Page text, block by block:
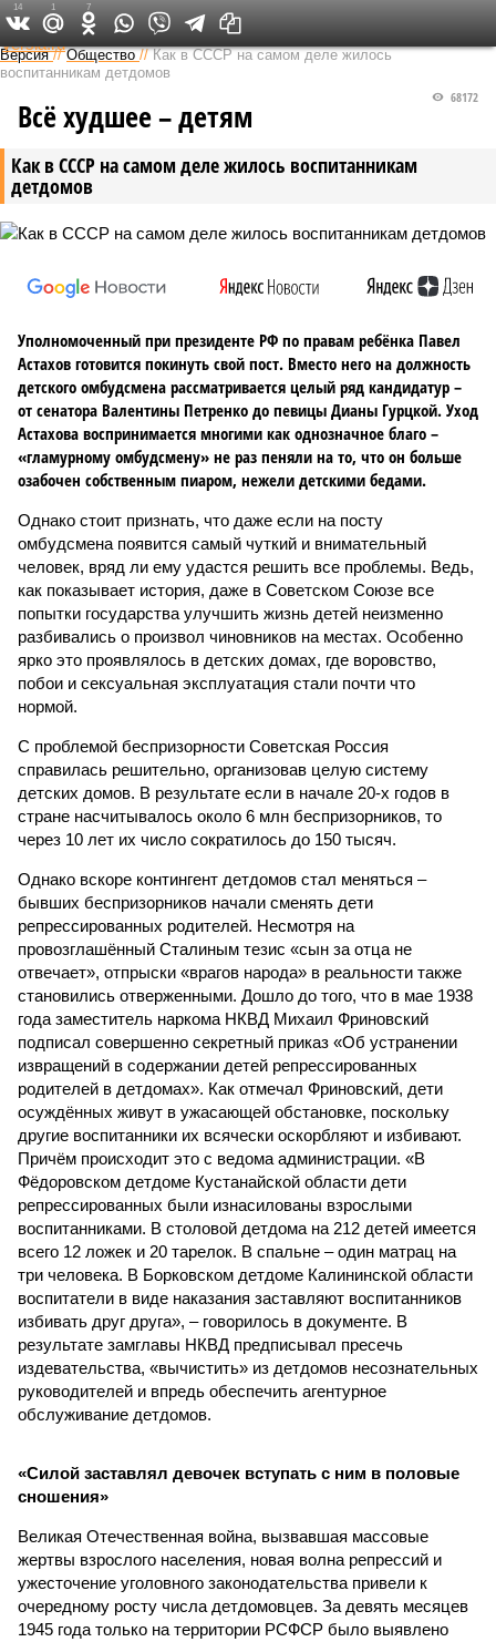
Федеральный выпуск
Версия //Общество //Как в СССР на самом деле жилось
воспитанникам детдомов
Как в СССР на самом деле жилось воспитанникам
детдомов
68172
Всё худшее – детям
Уполномоченный при президенте РФ по правам ребёнка Павел
Астахов готовится покинуть свой пост. Вместо него на должность
детского омбудсмена рассматривается целый ряд кандидатур –
от сенатора Валентины Петренко до певицы Дианы Гурцкой. Уход
Астахова воспринимается многими как однозначное благо –
«гламурному омбудсмену» не раз пеняли на то, что он больше
озабочен собственным пиаром, нежели детскими бедами.
Однако стоит признать, что даже если на посту
омбудсмена появится самый чуткий и внимательный
человек, вряд ли ему удастся решить все проблемы. Ведь,
как показывает история, даже в Советском Союзе все
попытки государства улучшить жизнь детей неизменно
разбивались о произвол чиновников на местах. Особенно
ярко это проявлялось в детских домах, где воровство,
побои и сексуальная эксплуатация стали почти что
нормой.
С проблемой беспризорности Советская Россия
справилась решительно, организовав целую систему
детских домов. В результате если в начале 20-х годов в
стране насчитывалось около 6 млн беспризорников, то
через 10 лет их число сократилось до 150 тысяч.
Однако вскоре контингент детдомов стал меняться –
бывших беспризорников начали сменять дети
репрессированных родителей. Несмотря на
провозглашённый Сталиным тезис «сын за отца не
отвечает», отпрыски «врагов народа» в реальности также
становились отверженными. Дошло до того, что в мае 1938
года заместитель наркома НКВД Михаил Фриновский
подписал совершенно секретный приказ «Об устранении
извращений в содержании детей репрессированных
родителей в детдомах». Как отмечал Фриновский, дети
осуждённых живут в ужасающей обстановке, поскольку
другие воспитанники их всячески оскорбляют и избивают.
Причём происходит это с ведома администрации. «В
Фёдоровском детдоме Кустанайской области дети
репрессированных были изнасилованы взрослыми
воспитанниками. В столовой детдома на 212 детей имеется
всего 12 ложек и 20 тарелок. В спальне – один матрац на
три человека. В Борковском детдоме Калининской области
воспитатели в виде наказания заставляют воспитанников
избивать друг друга», – говорилось в документе. В
результате замглавы НКВД предписывал пресечь
издевательства, «вычистить» из детдомов несознательных
руководителей и впредь обеспечить агентурное
обслуживание детдомов.
«Силой заставлял девочек вступать с ним в половые
сношения»
Великая Отечественная война, вызвавшая массовые
жертвы взрослого населения, новая волна репрессий и
ужесточение уголовного законодательства привели к
очередному росту числа детдомовцев. За девять месяцев
1945 года только на территории РСФСР было выявлено
14 1 7